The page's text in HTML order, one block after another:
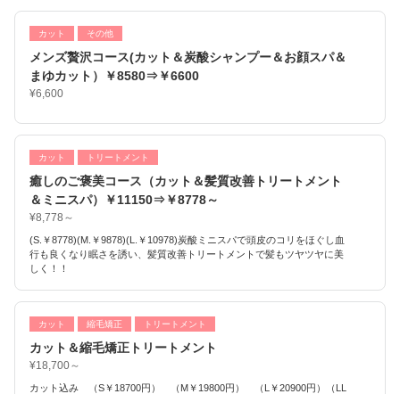
カット その他
メンズ贅沢コース(カット＆炭酸シャンプー＆お顔スパ＆
まゆカット）￥8580⇒￥6600
¥6,600
カット トリートメント
癒しのご褒美コース（カット＆髪質改善トリートメント
＆ミニスパ）￥11150⇒￥8778～
¥8,778～
(S.￥8778)(M.￥9878)(L.￥10978)炭酸ミニスパで頭皮のコリをほぐし血
行も良くなり眠さを誘い、髪質改善トリートメントで髪もツヤツヤに美
しく！！
カット 縮毛矯正 トリートメント
カット＆縮毛矯正トリートメント
¥18,700～
カット込み （S￥18700円） （M￥19800円） （L￥20900円）（LL